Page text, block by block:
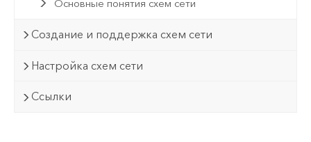
Основные понятия схем сети
Создание и поддержка схем сети
Настройка схем сети
Ссылки